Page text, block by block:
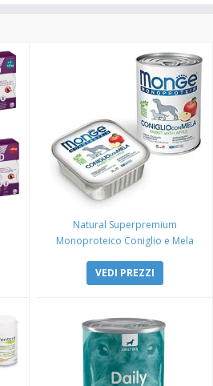
Natural Superpremium
Monoproteico Coniglio e Mela
VEDI PREZZI